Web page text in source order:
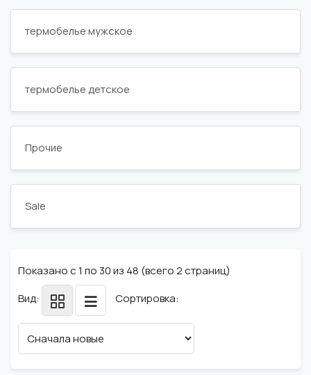
термобелье мужское
термобелье детское
Прочие
Sale
Показано с 1 по 30 из 48 (всего 2 страниц)
Вид:
Сортировка: